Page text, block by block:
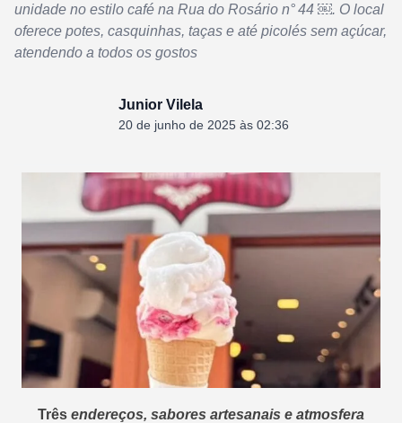
unidade no estilo café na Rua do Rosário n° 44 ￼. O local
oferece potes, casquinhas, taças e até picolés sem açúcar,
atendendo a todos os gostos
Junior Vilela
20 de junho de 2025 às 02:36
Três endereços, sabores artesanais e atmosfera